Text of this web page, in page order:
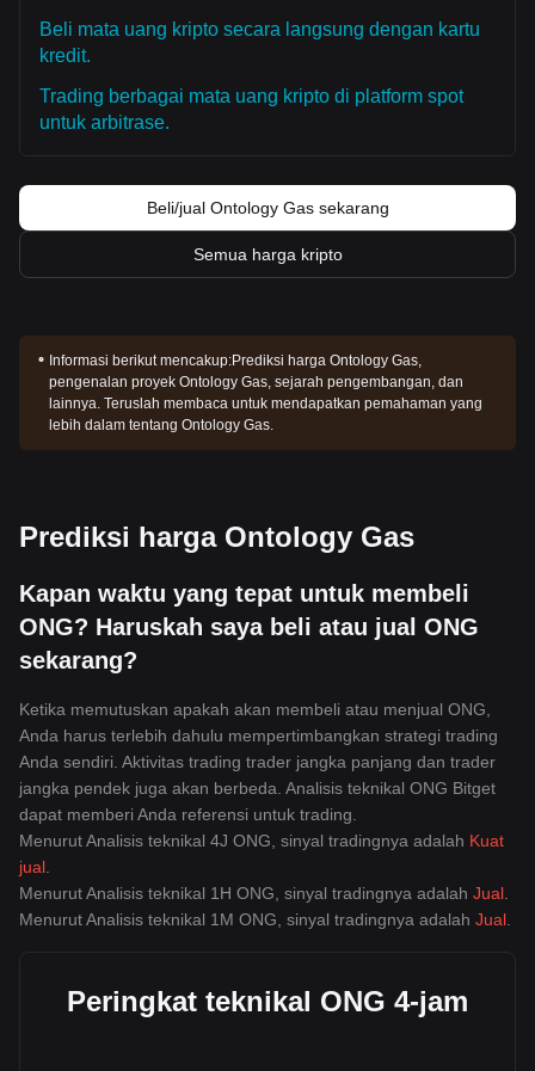
Beli mata uang kripto secara langsung dengan kartu
kredit.
Trading berbagai mata uang kripto di platform spot
untuk arbitrase.
Beli/jual Ontology Gas sekarang
Semua harga kripto
Informasi berikut mencakup:Prediksi harga Ontology Gas,
pengenalan proyek Ontology Gas, sejarah pengembangan, dan
lainnya. Teruslah membaca untuk mendapatkan pemahaman yang
lebih dalam tentang Ontology Gas.
Prediksi harga Ontology Gas
Kapan waktu yang tepat untuk membeli
ONG? Haruskah saya beli atau jual ONG
sekarang?
Ketika memutuskan apakah akan membeli atau menjual ONG,
Anda harus terlebih dahulu mempertimbangkan strategi trading
Anda sendiri. Aktivitas trading trader jangka panjang dan trader
jangka pendek juga akan berbeda. Analisis teknikal ONG Bitget
dapat memberi Anda referensi untuk trading.
Menurut Analisis teknikal 4J ONG, sinyal tradingnya adalah Kuat
jual
Menurut Analisis teknikal 1H ONG, sinyal tradingnya adalah Jual
Menurut Analisis teknikal 1M ONG, sinyal tradingnya adalah Jual
Peringkat teknikal ONG 4-jam